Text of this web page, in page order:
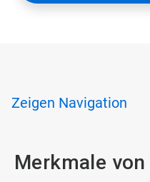
Zeigen Navigation
Merkmale